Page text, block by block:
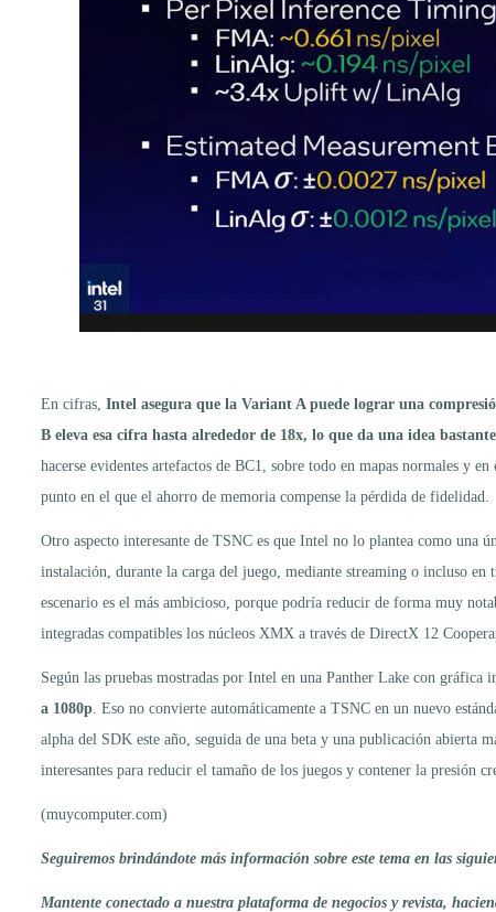
En cifras, Intel asegura que la Variant A puede lograr una
B eleva esa cifra hasta alrededor de 18x, lo que da una idea
hacerse evidentes artefactos de BC1, sobre todo en mapas normales y
punto en el que el ahorro de memoria compense la pérdida de fidelidad.
Otro aspecto interesante de TSNC es que Intel no lo plantea como una
instalación, durante la carga del juego, mediante streaming o incluso
escenario es el más ambicioso, porque podría reducir de forma muy
integradas compatibles los núcleos XMX a través de DirectX 12
Según las pruebas mostradas por Intel en una Panther Lake con gráfica
a 1080p . Eso no convierte automáticamente a TSNC en un nuevo
alpha del SDK este año, seguida de una beta y una publicación abierta
interesantes para reducir el tamaño de los juegos y contener la presión
(muycomputer.com)
Seguiremos brindándote más información sobre este tema en las
Mantente conectado a nuestra plataforma de negocios y revista,